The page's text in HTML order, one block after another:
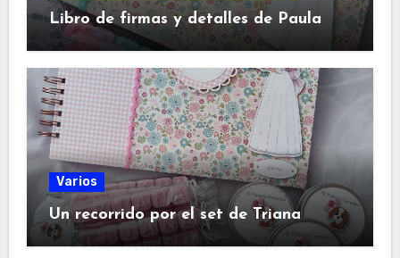
Libro de firmas y detalles de Paula
Varios
Un recorrido por el set de Triana